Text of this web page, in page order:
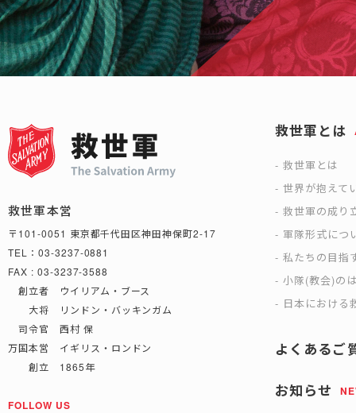
救世軍本営
〒101-0051 東京都千代田区神田神保町2-17
TEL：03-3237-0881
FAX : 03-3237-3588
創立者 ウイリアム・ブース
大将 リンドン・バッキンガム
司令官 西村 保
万国本営 イギリス・ロンドン
創立 1865年
FOLLOW US
救世軍とは
救世軍とは
世界が抱えて
救世軍の成り
軍隊形式につ
私たちの目指
小隊(教会)の
日本における
よくあるご
お知らせ